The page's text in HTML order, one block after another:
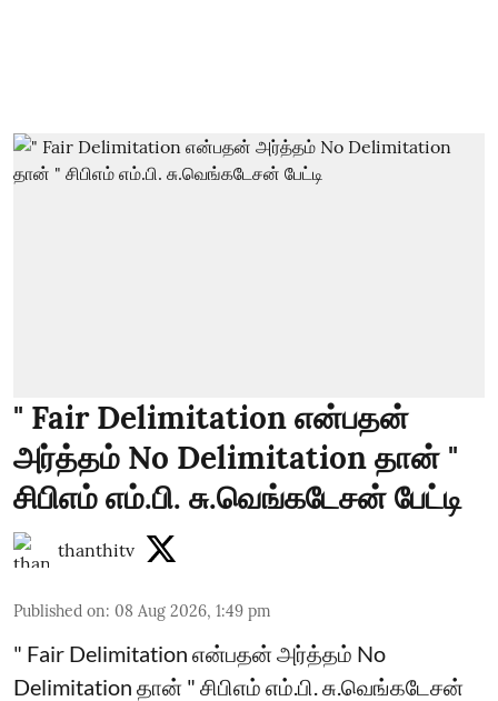
" Fair Delimitation என்பதன்
அர்த்தம் No Delimitation தான் "
சிபிஎம் எம்.பி. சு.வெங்கடேசன் பேட்டி
thanthitv
Published on: 08 Aug 2026, 1:49 pm
" Fair Delimitation என்பதன் அர்த்தம் No
Delimitation தான் " சிபிஎம் எம்.பி. சு.வெங்கடேசன்